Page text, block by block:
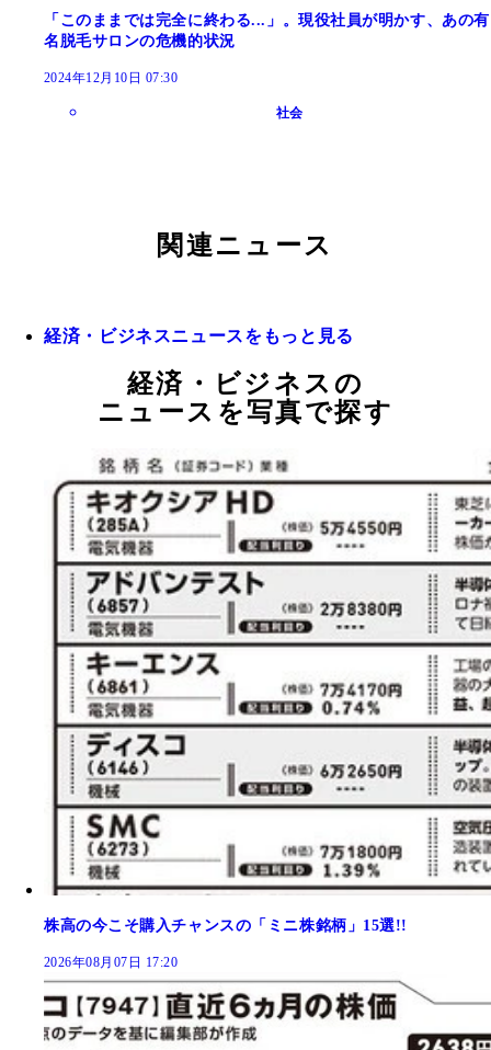
「このままでは完全に終わる...」。現役社員が明かす、あの有
名脱毛サロンの危機的状況
2024年12月10日 07:30
社会
関連ニュース
経済・ビジネスニュースをもっと見る
経済・ビジネスの
ニュースを写真で探す
株高の今こそ購入チャンスの「ミニ株銘柄」15選!!
2026年08月07日 17:20